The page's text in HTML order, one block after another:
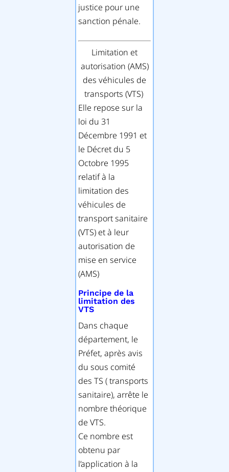
justice pour une
sanction pénale.
Limitation et
autorisation (AMS)
des véhicules de
transports (VTS)
Elle repose sur la
loi du 31
Décembre 1991 et
le Décret du 5
Octobre 1995
relatif à la
limitation des
véhicules de
transport sanitaire
(VTS) et à leur
autorisation de
mise en service
(AMS)
Principe de la
limitation des
VTS
Dans chaque
département, le
Préfet, après avis
du sous comité
des TS ( transports
sanitaire), arrête le
nombre théorique
de VTS.
Ce nombre est
obtenu par
l’application à la